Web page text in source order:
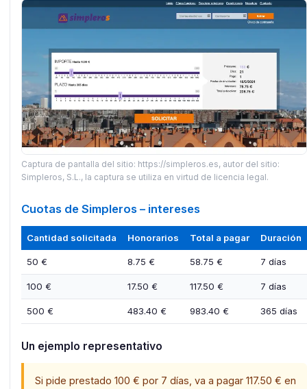
Captura de pantalla del sitio: https://simpleros.es, autor del sitio:
Simpleros, S.L., la captura se utiliza en virtud de licencia legal.
Cuotas de Simpleros – intereses
Cantidad solicitada Honorarios Total a pagar Duración
50 € 8.75 € 58.75 € 7 días
100 € 17.50 € 117.50 € 7 días
500 € 483.40 € 983.40 € 365 días
Un ejemplo representativo
Si pide prestado 100 € por 7 días, va a pagar 117.50 € en